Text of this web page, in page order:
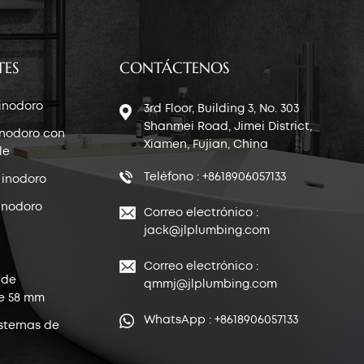
con
58 mm
de
CONTÁCTENOS
3rd Floor, Building 3, No. 303
Shanmei Road, Jimei District,
Xiamen, Fujian, China
Teléfono : +8618906057133
Correo electrónico :
jack@jlplumbing.com
Correo electrónico :
qmmj@jlplumbing.com
WhatsApp : +8618906057133